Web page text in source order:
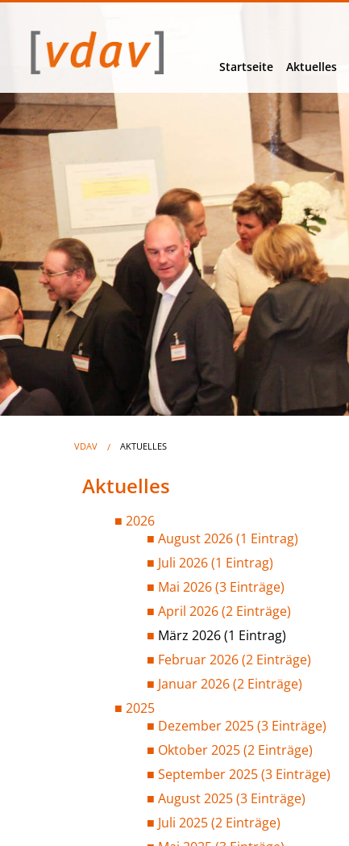
Startseite Aktuelles
VDAV AKTUELLES
Aktuelles
2026
August 2026 (1 Eintrag)
Juli 2026 (1 Eintrag)
Mai 2026 (3 Einträge)
April 2026 (2 Einträge)
März 2026 (1 Eintrag)
Februar 2026 (2 Einträge)
Januar 2026 (2 Einträge)
2025
Dezember 2025 (3 Einträge)
Oktober 2025 (2 Einträge)
September 2025 (3 Einträge)
August 2025 (3 Einträge)
Juli 2025 (2 Einträge)